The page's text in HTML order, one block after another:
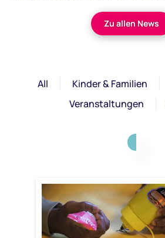
Zu allen News
All Kinder & Familien
Veranstaltungen